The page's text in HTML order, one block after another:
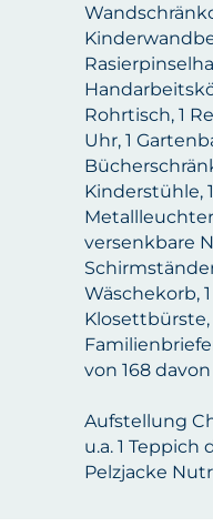
Rohrtisch, 1
Uhr, 1
Kinderstühle,
versenkbare
Wäschekorb,
Klosettbürste,
von 168
Aufstellung
u.a. 1 Teppich
Pelzjacke